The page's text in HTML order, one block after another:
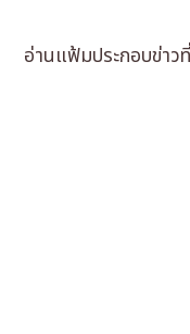
อ่านแฟ้มประกอบข่าว